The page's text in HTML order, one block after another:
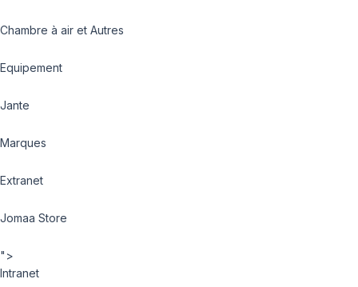
Chambre à air et Autres
Equipement
Jante
Marques
Extranet
Jomaa Store
">
Intranet